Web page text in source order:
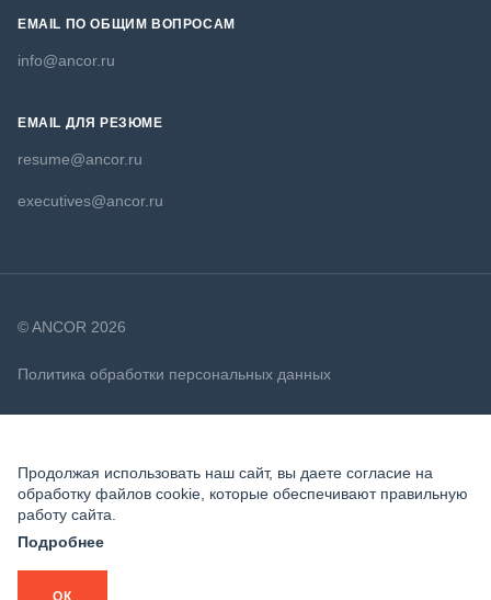
EMAIL ПО ОБЩИМ ВОПРОСАМ
info@ancor.ru
EMAIL ДЛЯ РЕЗЮМЕ
resume@ancor.ru
executives@ancor.ru
© ANCOR 2026
Политика обработки персональных данных
Продолжая использовать наш сайт, вы даете согласие на
обработку файлов cookie, которые обеспечивают правильную
работу сайта.
Подробнее
ОК